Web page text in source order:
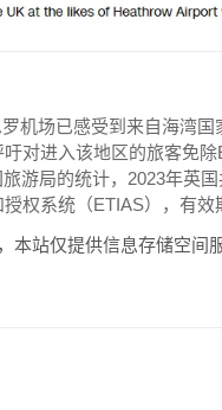
机场已感受到来自海湾
对进入该地区的旅客免
游局的统计，2023年英
权系统（ETIAS），有效
站仅提供信息存储空间服